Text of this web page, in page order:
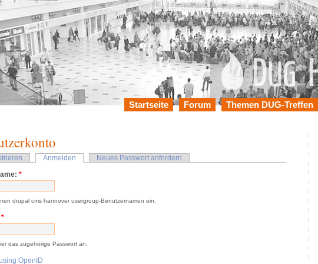
Themen DUG-Treffen
Forum
Startseite
Anmelden
Neues Passwort anfordern
*
drupal cms hannover usergroup-Benutzernamen ein.
*
das zugehörige Passwort an.
OpenID